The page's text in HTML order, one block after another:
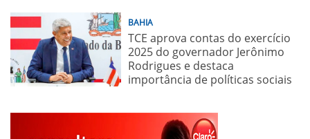
BAHIA
TCE aprova contas do exercício
2025 do governador Jerônimo
Rodrigues e destaca
importância de políticas sociais